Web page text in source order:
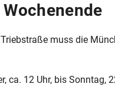
muss die
ca. 12 Uhr, bis Sonntag,